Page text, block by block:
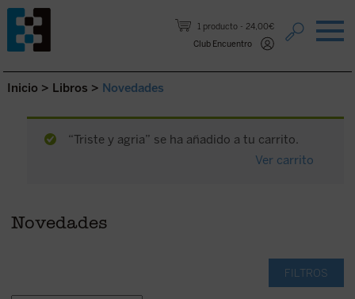
1 producto
24,00€
Club Encuentro
Saltar al contenido.
Inicio > Libros > Novedades
“Triste y agria” se ha añadido a tu carrito.
Ver carrito
Novedades
FILTROS